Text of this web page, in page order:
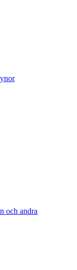
och andra